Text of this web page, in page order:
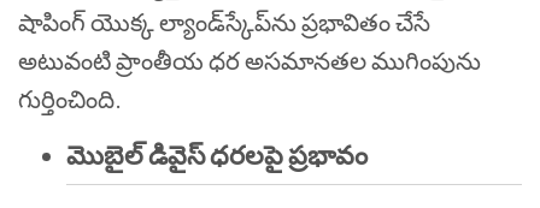
షాపింగ్ యొక్క ల్యాండ్‌స్కేప్‌ను ప్రభావితం చేసే
అటువంటి ప్రాంతీయ ధర అసమానతల ముగింపును
గుర్తించింది.
మొబైల్ డివైస్ ధరలపై ప్రభావం